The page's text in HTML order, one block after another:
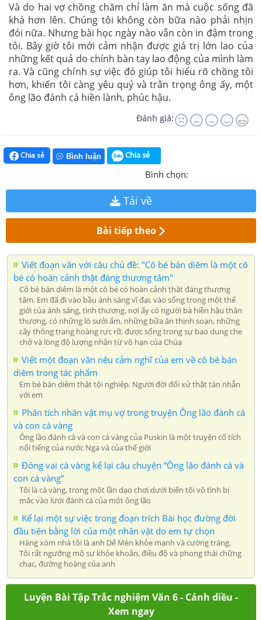
Và do hai vợ chồng chăm chỉ làm ăn mà cuộc sống đã
khá hơn lên. Chúng tôi không còn bữa nào phải nhịn
đói nữa. Nhưng bài học ngày nào vẫn còn in đậm trong
tôi. Bây giờ tôi mới cảm nhận được giá trị lớn lao của
những kết quả do chính bàn tay lao động của mình làm
ra. Và cũng chính sự việc đó giúp tôi hiểu rõ chồng tôi
hơn, khiến tôi càng yêu quý và trân trọng ông ấy, một
ông lão đánh cá hiền lành, phúc hậu.
Đánh giá:
Chia sẻ Bình luận Chia sẻ
Bình chọn:
Tải về
Bài tiếp theo
Viết đoạn văn với câu chủ đề: "Cô bé bán diêm là một cô
bé có hoàn cảnh thật đáng thương tâm"
Cô bé bán diêm là một cô bé có hoàn cảnh thật đáng thương
tâm. Em đã đi vào bầu ánh sáng vĩ đại, vào sống trong một thế
giới của ánh sáng, tình thương, nơi ấy có người bà hiền hậu thân
thương, có những lò sưởi ấm, những bữa ăn thịnh soạn, những
cây thông trang hoàng rực rỡ, được sống trong sự bao dung che
chở và lòng độ lượng nhân từ vô hạn của Chúa
Viết một đoạn văn nêu cảm nghĩ của em về cô bé bán
diêm trong tác phẩm
Em bé bán diêm thật tội nghiệp. Người đời đối xử thật tàn nhẫn
với em
Phân tích nhân vật mụ vợ trong truyện Ông lão đánh cá
và con cá vàng
Ông lão đánh cá và con cá vàng của Puskin là một truyện cổ tích
nổi tiếng của nước Nga và của thế giới
Đóng vai cá vàng kể lại câu chuyện “Ông lão đánh cá và
con cá vàng”
Tôi là cá vàng, trong một lần dạo chơi dưới biển tôi vô tình bị
mắc vào lưới đánh cá của một ông lão
Kể lại một sự việc trong đoạn trích Bài học đường đời
đầu tiên bằng lời của một nhân vật do em tự chọn
Hàng xóm nhà tôi là anh Dế Mèn khỏe mạnh và cường tráng.
Tôi rất ngưỡng mộ sự khỏe khoắn, điều độ và phong thái chững
chạc, đường hoàng của anh
Luyện Bài Tập Trắc nghiệm Văn 6 - Cánh diều -
Xem ngay